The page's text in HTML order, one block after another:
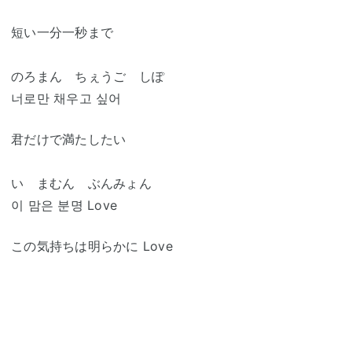
短い一分一秒まで
のろまん ちぇうご しぽ
너로만 채우고 싶어
君だけで満たしたい
い まむん ぶんみょん
이 맘은 분명 Love
この気持ちは明らかに Love